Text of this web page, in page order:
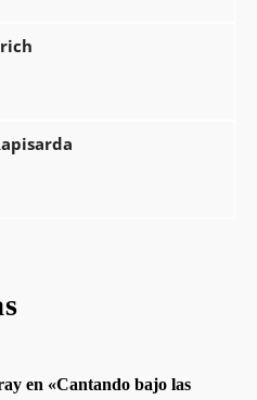
en «Cantando bajo las